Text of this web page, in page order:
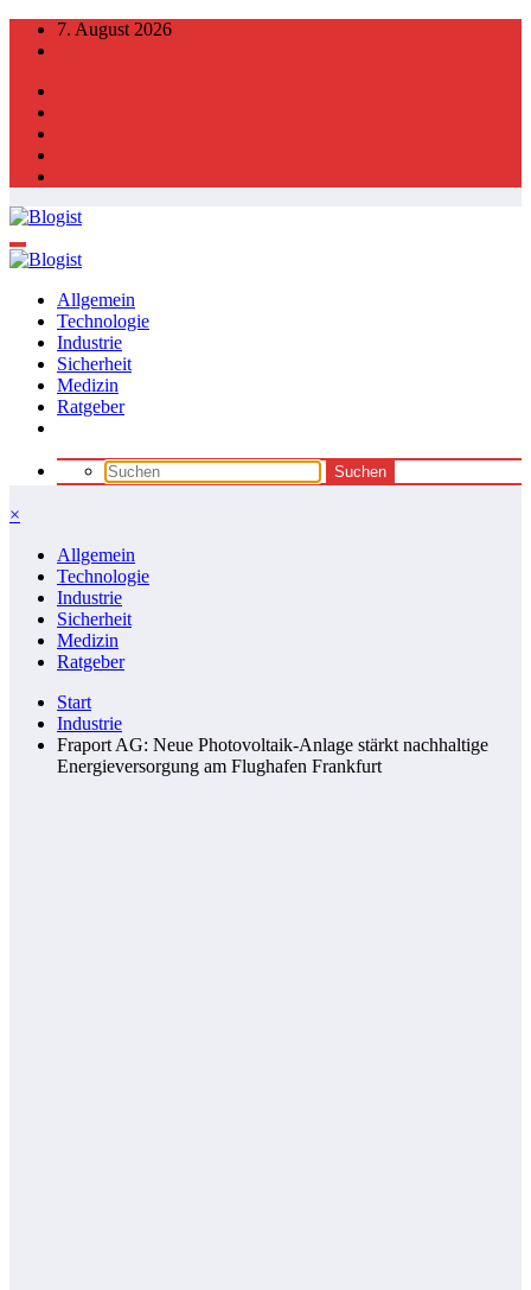
Zum
Inhalt
7. August 2026
Allgemein
Technologie
Industrie
Sicherheit
Medizin
Ratgeber
×
Allgemein
Technologie
Industrie
Sicherheit
Medizin
Ratgeber
Start
Industrie
Fraport AG: Neue Photovoltaik-Anlage stärkt nachhaltige
Energieversorgung am Flughafen Frankfurt